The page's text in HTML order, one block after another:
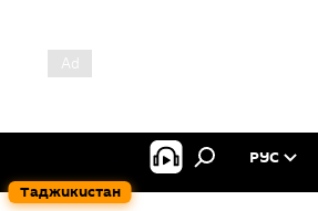
Таджикистан
РУС